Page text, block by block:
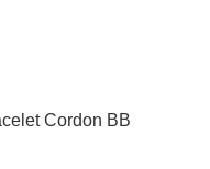
Cordon BB